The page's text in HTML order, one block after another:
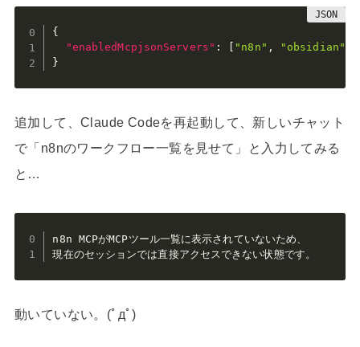
{
"enabledMcpjsonServers" : "n8n" , "obsidian"
}
追加して、Claude Codeを再起動して、新しいチャット
で「n8nのワークフロー一覧を見せて」と入力してみる
と…
n8n MCPがMCPツール一覧に表示されていないため、
現在のセッションでは直接アクセスできない状態です。
動いていない。(ﾟдﾟ)